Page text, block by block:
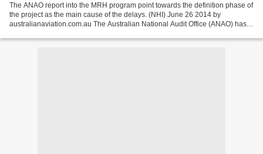
The ANAO report into the MRH program point towards the definition phase of
the project as the main cause of the delays. (NHI) June 26 2014 by
australianaviation.com.au The Australian National Audit Office (ANAO) has